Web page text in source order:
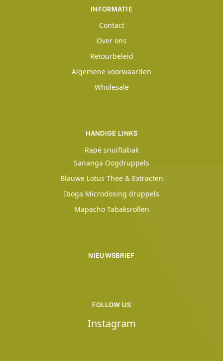
INFORMATIE
Contact
Over ons
Retourbeleid
Algemene voorwaarden
Wholesale
HANDIGE LINKS
Rapé snuiftabak
Sananga Oogdruppels
Blauwe Lotus Thee & Extracten
Iboga Microdosing druppels
Mapacho Tabaksrollen
NIEUWSBRIEF
FOLLOW US
Instagram